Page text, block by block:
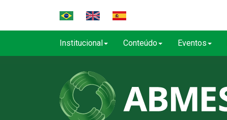
Institucional Conteúdo Eventos